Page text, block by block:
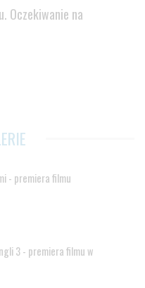
Oczekiwanie na
- premiera filmu
3 - premiera filmu w